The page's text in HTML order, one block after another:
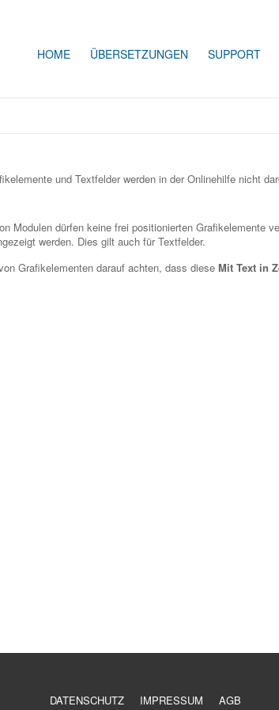
HOME ÜBERSETZUNGEN SUPPORT
und Textfelder werden in der Onlinehilfe nicht
Modulen dürfen keine frei positionierten Grafikelemente
werden. Dies gilt auch für Textfelder.
Grafikelementen darauf achten, dass diese Mit Text in
DATENSCHUTZ IMPRESSUM AGB